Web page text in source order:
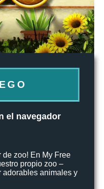
el navegador
de zoo! En My Free
propio zoo –
adorables animales y